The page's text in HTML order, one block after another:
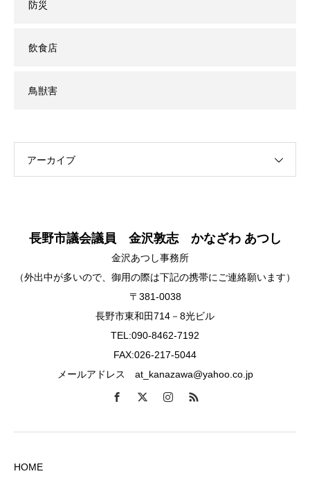
防災
飲食店
鳥獣害
アーカイブ
長野市議会議員 金沢敦志 かなざわ あつし
金沢あつし事務所
（外出中が多いので、御用の際は下記の携帯にご連絡願います）
〒381-0038
長野市東和田714－8光ビル
TEL:090-8462-7192
FAX:026-217-5044
メールアドレス at_kanazawa@yahoo.co.jp
HOME